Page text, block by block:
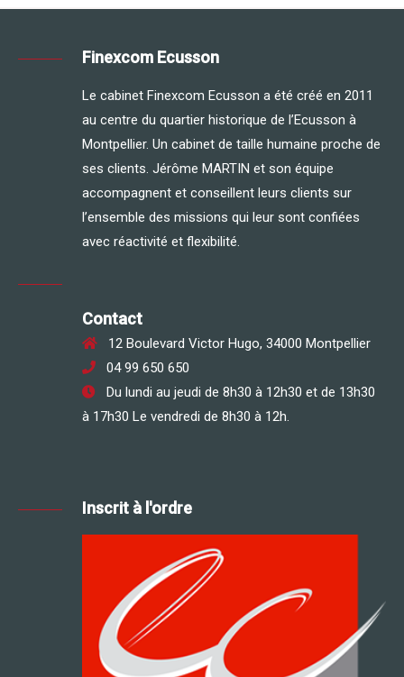
Finexcom Ecusson
Le cabinet Finexcom Ecusson a été créé en 2011
au centre du quartier historique de l’Ecusson à
Montpellier. Un cabinet de taille humaine proche de
ses clients. Jérôme MARTIN et son équipe
accompagnent et conseillent leurs clients sur
l’ensemble des missions qui leur sont confiées
avec réactivité et flexibilité.
Contact
12 Boulevard Victor Hugo, 34000 Montpellier
04 99 650 650
Du lundi au jeudi de 8h30 à 12h30 et de 13h30
à 17h30 Le vendredi de 8h30 à 12h.
Inscrit à l'ordre